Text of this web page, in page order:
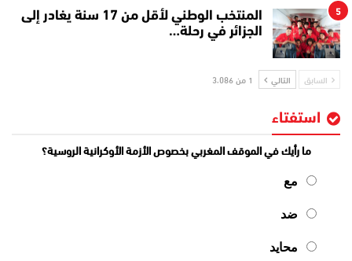
5
المنتخب الوطني لأقل من 17 سنة يغادر إلى
الجزائر في رحلة…
السابق التالي 1 من 3٬086
استفتاء
ما رأيك في الموقف المغربي بخصوص الأزمة الأوكرانية الروسية؟
مع
ضد
محايد